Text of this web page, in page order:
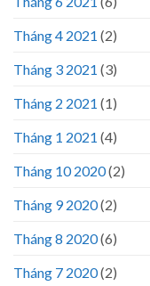
Tháng 4 2021 (2)
Tháng 3 2021 (3)
Tháng 2 2021 (1)
Tháng 1 2021 (4)
Tháng 10 2020(2)
Tháng 9 2020(2)
Tháng 8 2020(6)
Tháng 7 2020(2)